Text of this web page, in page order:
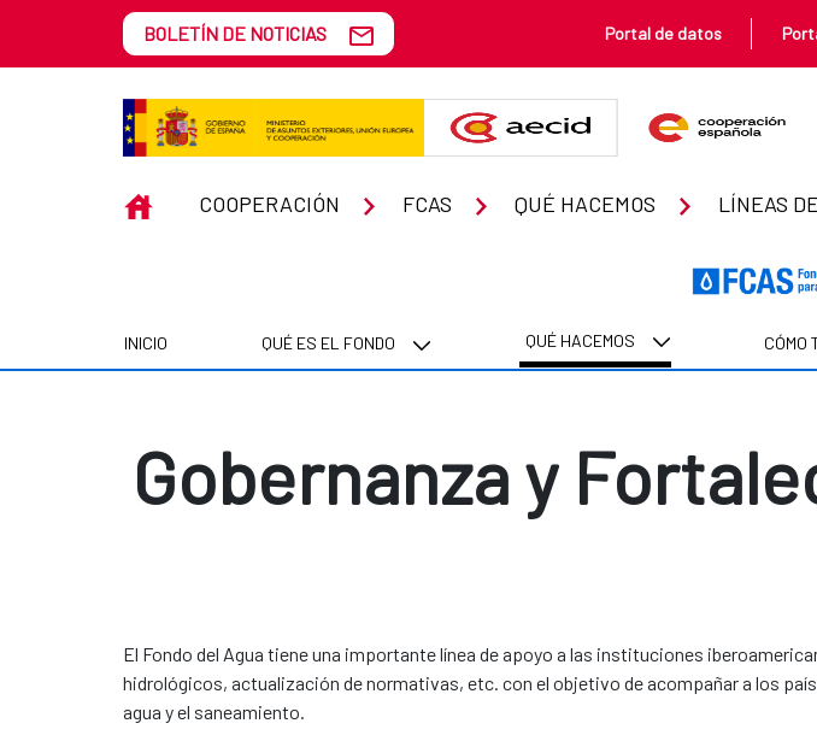
Saltar al contenido principal
Gobernanza y Fortalecimiento Institucional
BOLETÍN DE NOTICIAS Portal de datos
INICIOCOOPERACIÓN FCAS QUÉ HACEMOS LÍNEAS
INICIO QUÉ ES EL FONDO QUÉ HACEMOS CÓMO
Gobernanza y
El Fondo del Agua tiene una importante línea de apoyo a las instituciones
hidrológicos, actualización de normativas, etc. con el objetivo de acompañar a los
agua y el saneamiento.